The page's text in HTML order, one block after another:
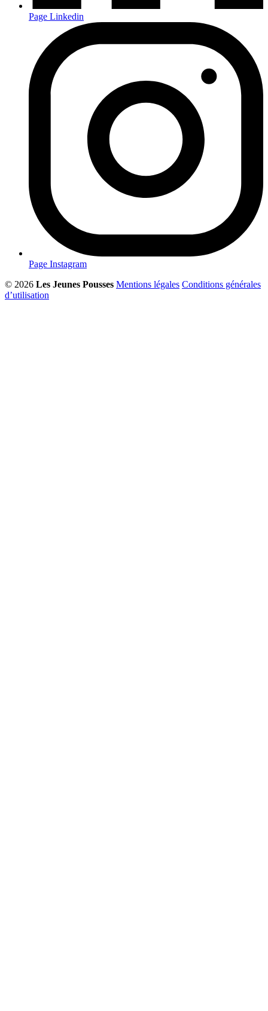
Page Linkedin
Page Instagram
© 2026 Les Jeunes Pousses Mentions légales Conditions générales
d’utilisation